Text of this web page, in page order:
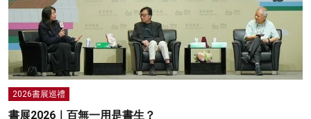
2026書展巡禮
書展2026｜百無一用是書生？